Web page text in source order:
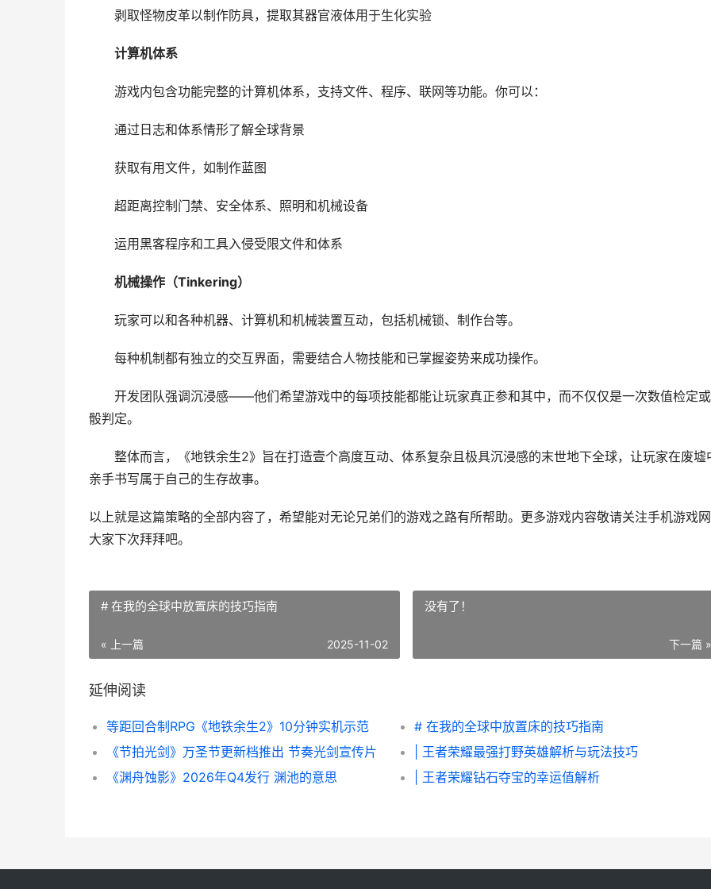
剥取怪物皮革以制作防具，提取其器官液体用于生化实验
计算机体系
游戏内包含功能完整的计算机体系，支持文件、程序、联网等功能。你可以：
通过日志和体系情形了解全球背景
获取有用文件，如制作蓝图
超距离控制门禁、安全体系、照明和机械设备
运用黑客程序和工具入侵受限文件和体系
机械操作（Tinkering）
玩家可以和各种机器、计算机和机械装置互动，包括机械锁、制作台等。
每种机制都有独立的交互界面，需要结合人物技能和已掌握姿势来成功操作。
开发团队强调沉浸感——他们希望游戏中的每项技能都能让玩家真正参和其中，而不仅仅是一次数值检定
骰判定。
整体而言，《地铁余生2》旨在打造壹个高度互动、体系复杂且极具沉浸感的末世地下全球，让玩家在废墟
亲手书写属于自己的生存故事。
以上就是这篇策略的全部内容了，希望能对无论兄弟们的游戏之路有所帮助。更多游戏内容敬请关注手机游戏
大家下次拜拜吧。
# 在我的全球中放置床的技巧指南
« 上一篇 2025-11-02
没有了！
下一篇 »
延伸阅读
等距回合制RPG《地铁余生2》10分钟实机示范
# 在我的全球中放置床的技巧指南
《节拍光剑》万圣节更新档推出 节奏光剑宣传片
| 王者荣耀最强打野英雄解析与玩法技巧
《渊舟蚀影》2026年Q4发行 渊池的意思
| 王者荣耀钻石夺宝的幸运值解析